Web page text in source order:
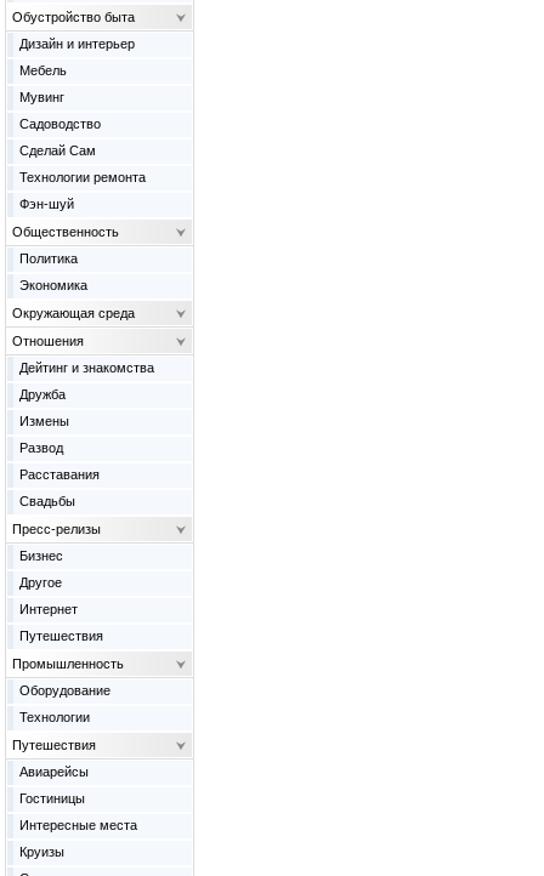
Обустройство быта
Дизайн и интерьер
Мебель
Мувинг
Садоводство
Сделай Сам
Технологии ремонта
Фэн-шуй
Общественность
Политика
Экономика
Окружающая среда
Отношения
Дейтинг и знакомства
Дружба
Измены
Развод
Расставания
Свадьбы
Пресс-релизы
Бизнес
Другое
Интернет
Путешествия
Промышленность
Оборудование
Технологии
Путешествия
Авиарейсы
Гостиницы
Интересные места
Круизы